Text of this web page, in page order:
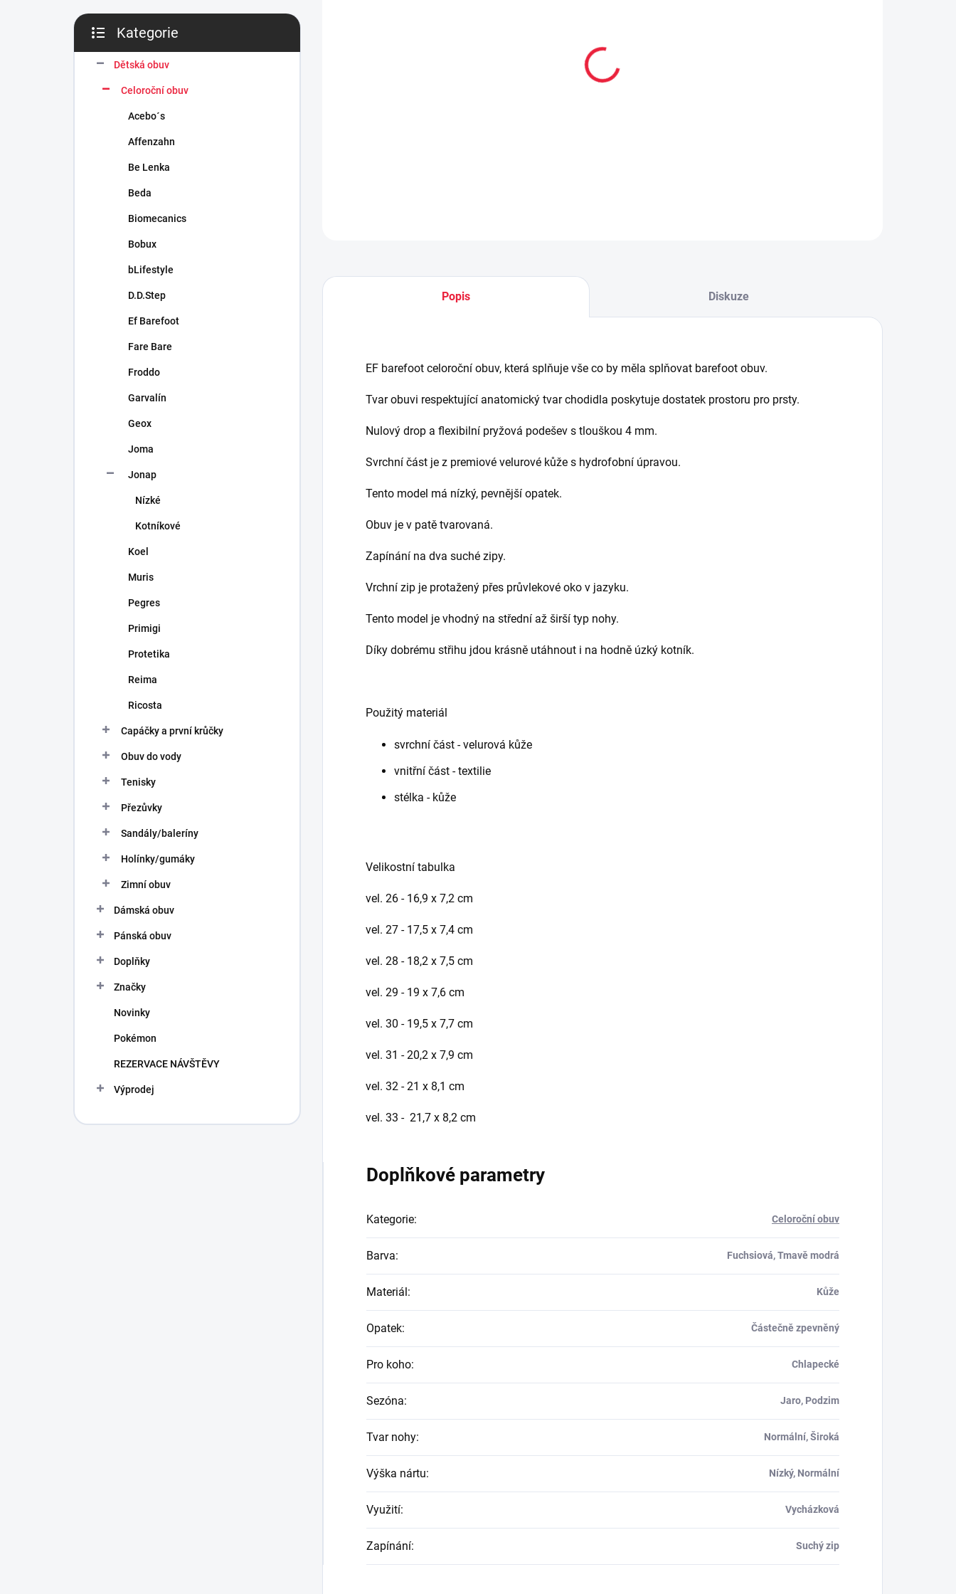
í
a
kategorie
Kategorie
Dětská obuv
Celoroční obuv
Acebo´s
Affenzahn
Be Lenka
Beda
Biomecanics
Bobux
bLifestyle
D.D.Step
Ef Barefoot
Fare Bare
Froddo
Garvalín
Geox
Joma
Jonap
Nízké
Kotníkové
Koel
Muris
Pegres
Primigi
Protetika
Reima
Ricosta
Capáčky a první krůčky
Obuv do vody
Tenisky
Přezůvky
Sandály/baleríny
Holínky/gumáky
Zimní obuv
Dámská obuv
Pánská obuv
Doplňky
Značky
Novinky
Pokémon
REZERVACE NÁVŠTĚVY
Výprodej
Popis Diskuze
EF barefoot celoroční obuv, která splňuje vše co by měla splňovat barefoot obuv.
Tvar obuvi respektující anatomický tvar chodidla poskytuje dostatek prostoru pro prsty.
Nulový drop a flexibilní pryžová podešev s tlouškou 4 mm.
Svrchní část je z premiové velurové kůže s hydrofobní úpravou.
Tento model má nízký, pevnější opatek.
Obuv je v patě tvarovaná.
Zapínání na dva suché zipy.
Vrchní zip je protažený přes průvlekové oko v jazyku.
Tento model je vhodný na střední až širší typ nohy.
Díky dobrému střihu jdou krásně utáhnout i na hodně úzký kotník.
Použitý materiál
svrchní část - velurová kůže
vnitřní část - textilie
stélka - kůže
Velikostní tabulka
vel. 26 - 16,9 x 7,2 cm
vel. 27 - 17,5 x 7,4 cm
vel. 28 - 18,2 x 7,5 cm
vel. 29 - 19 x 7,6 cm
vel. 30 - 19,5 x 7,7 cm
vel. 31 - 20,2 x 7,9 cm
vel. 32 - 21 x 8,1 cm
vel. 33 - 21,7 x 8,2 cm
Doplňkové parametry
Kategorie: Celoroční obuv
Barva: Fuchsiová, Tmavě modrá
Materiál: Kůže
Opatek: Částečně zpevněný
Pro koho: Chlapecké
Sezóna: Jaro, Podzim
Tvar nohy: Normální, Široká
Výška nártu: Nízký, Normální
Využití: Vycházková
Zapínání: Suchý zip